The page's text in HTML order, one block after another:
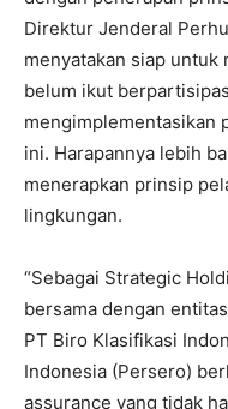
Direktur Jenderal
menyatakan siap untuk
belum ikut
mengimplementasikan
ini. Harapannya lebih
menerapkan prinsip
lingkungan.
“Sebagai Strategic
bersama dengan
PT Biro Klasifikasi
Indonesia (Persero)
assurance yang tidak